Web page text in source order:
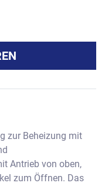
zur Beheizung mit
Antrieb von oben,
zum Öffnen. Das